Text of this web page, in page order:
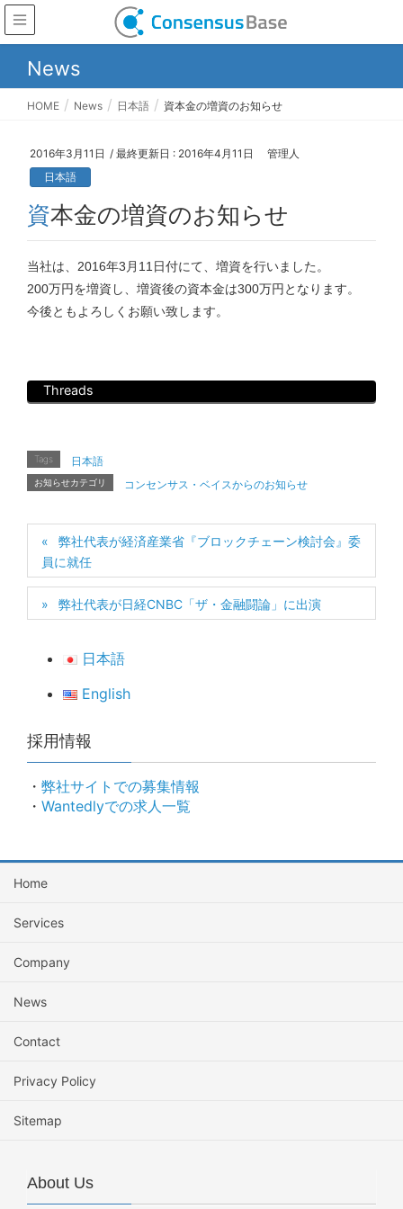
News
HOME News 日本語 資本金の増資のお知らせ
2016年3月11日 / 最終更新日 : 2016年4月11日
管理人
日本語
資本金の増資のお知らせ
当社は、2016年3月11日付にて、増資を行いました。
200万円を増資し、増資後の資本金は300万円となります。
今後ともよろしくお願い致します。
Threads
Tags 日本語
お知らせカテゴリ コンセンサス・ベイスからのお知らせ
弊社代表が経済産業省『ブロックチェーン検討会』委
員に就任
弊社代表が日経CNBC「ザ・金融闘論」に出演
日本語
English
採用情報
・ 弊社サイトでの募集情報
・ Wantedlyでの求人一覧
Home
Services
Company
News
Contact
Privacy Policy
Sitemap
About Us